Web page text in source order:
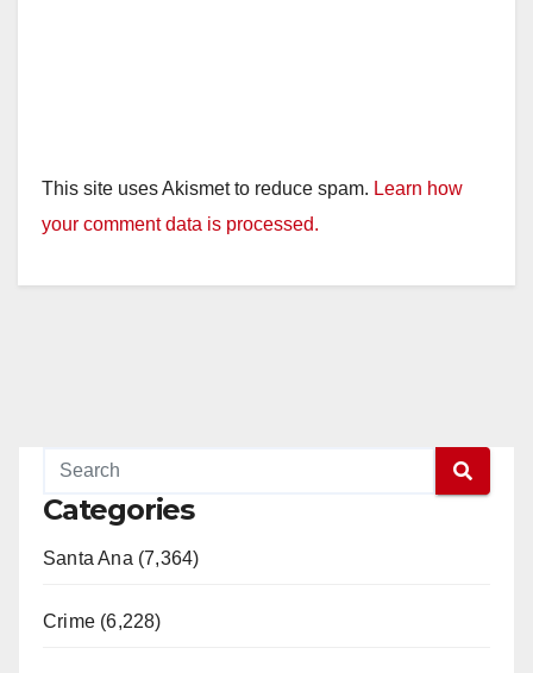
This site uses Akismet to reduce spam. Learn how
your comment data is processed.
Categories
Santa Ana (7,364)
Crime (6,228)